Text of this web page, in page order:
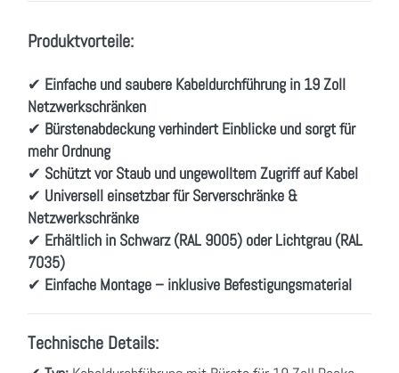
Produktvorteile:
✔ Einfache und saubere Kabeldurchführung in 19 Zoll
Netzwerkschränken
✔ Bürstenabdeckung verhindert Einblicke und sorgt für
mehr Ordnung
✔ Schützt vor Staub und ungewolltem Zugriff auf Kabel
✔ Universell einsetzbar für Serverschränke &
Netzwerkschränke
✔ Erhältlich in Schwarz (RAL 9005) oder Lichtgrau (RAL
7035)
✔ Einfache Montage – inklusive Befestigungsmaterial
Technische Details: